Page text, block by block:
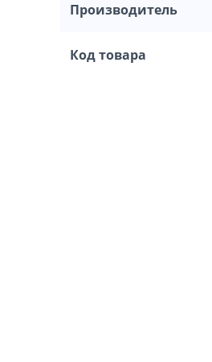
Производитель
Код товара